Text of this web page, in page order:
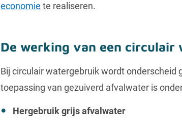
economie te realiseren.
De werking van een circulair
Bij circulair watergebruik wordt
toepassing van gezuiverd afvalwater is
Hergebruik grijs afvalwater